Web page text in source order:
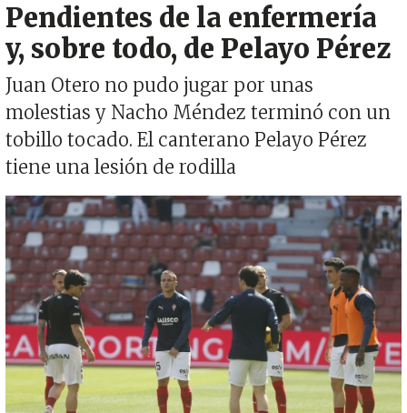
Pendientes de la enfermería
y, sobre todo, de Pelayo Pérez
Juan Otero no pudo jugar por unas
molestias y Nacho Méndez terminó con un
tobillo tocado. El canterano Pelayo Pérez
tiene una lesión de rodilla
Imagen